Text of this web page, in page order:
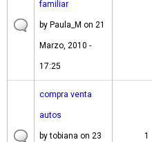
familiar
by Paula_M on 21
Marzo, 2010 -
17:25
compra venta
autos
bytobiana on 23 1